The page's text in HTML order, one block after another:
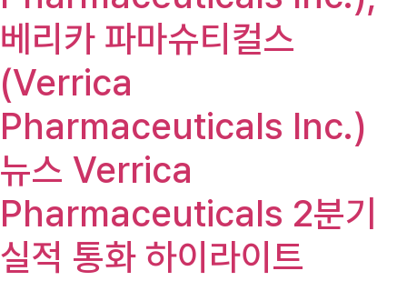
베리카 파마슈티컬스
(Verrica
Pharmaceuticals Inc.)
뉴스 Verrica
Pharmaceuticals 2분기
실적 통화 하이라이트